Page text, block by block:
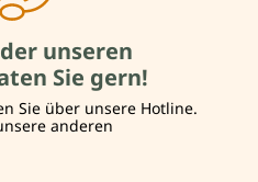
unseren
Sie gern!
Sie über unsere Hotline.
anderen